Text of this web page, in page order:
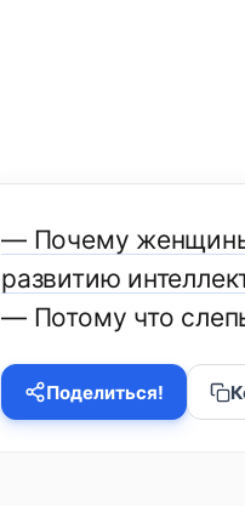
— Почему женщины
развитию
— Потому что
Поделиться!